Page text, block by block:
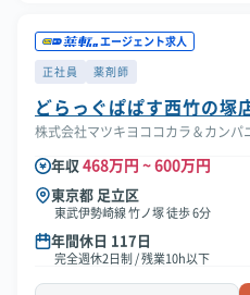
エージェント求人
正社員 薬剤師
どらっぐぱぱす西竹の塚
株式会社マツキヨココカラ＆カンパ
年収 468万円 ~ 600万円
東京都 足立区
東武伊勢崎線 竹ノ塚 徒歩 6分
年間休日 117日
完全週休2日制 / 残業10h以下